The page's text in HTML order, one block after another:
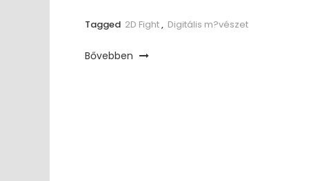
Tagged 2D Fight, Digitális m?vészet
Bővebben